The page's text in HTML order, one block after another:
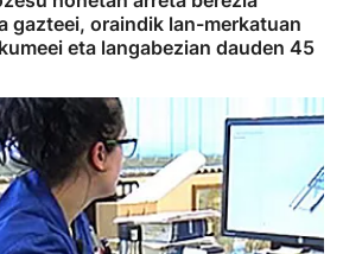
gazteei, oraindik lan-merkatuan
eta langabezian dauden 45